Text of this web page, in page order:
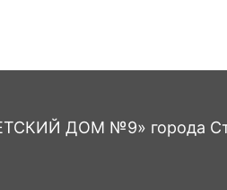
ДОМ №9» города